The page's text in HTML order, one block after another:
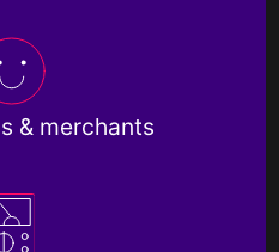
& merchants